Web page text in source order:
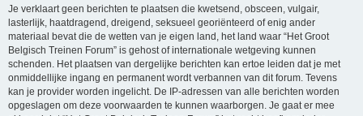
Je verklaart geen berichten te plaatsen die kwetsend, obsceen, vulgair,
lasterlijk, haatdragend, dreigend, seksueel georiënteerd of enig ander
materiaal bevat die de wetten van je eigen land, het land waar “Het Groot
Belgisch Treinen Forum” is gehost of internationale wetgeving kunnen
schenden. Het plaatsen van dergelijke berichten kan ertoe leiden dat je met
onmiddellijke ingang en permanent wordt verbannen van dit forum. Tevens
kan je provider worden ingelicht. De IP-adressen van alle berichten worden
opgeslagen om deze voorwaarden te kunnen waarborgen. Je gaat er mee